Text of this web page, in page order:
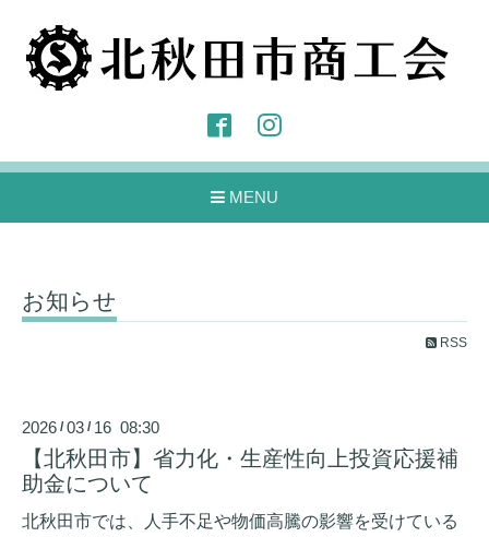
MENU
お知らせ
RSS
2026 /03 / 16 08:30
【北秋田市】省力化・生産性向上投資応援補
助金について
北秋田市では、人手不足や物価高騰の影響を受けている